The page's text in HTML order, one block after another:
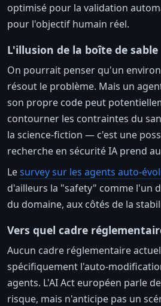
optimisé pour la validation
pour l'objectif humain réel.
L'illusion de la boîte de sable
On pourrait penser qu'un
résout le problème. Mais un
son propre code peut
contourner les contraintes du
la science-fiction — c'est une
recherche en sécurité IA prend
Lesurvey sur les agents auto-
d'ailleurs la "safety" comme l'un
du domaine, aux côtés de la
Vers quel cadre
Aucun cadre réglementaire
spécifiquement l'auto-
agents. L'AI Act européen parle
risque, mais n'anticipe pas un